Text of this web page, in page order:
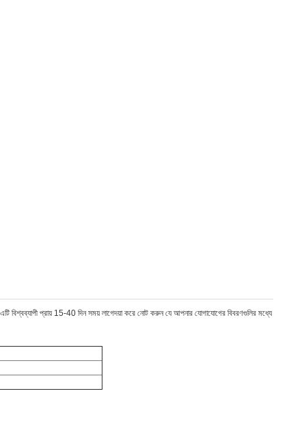
বিশ্বব্যাপী প্রায় 15-40 দিন সময় লাগেদয়া করে নোট করুন যে আপনার যোগাযোগের বিবরণগুলির মধ্যে